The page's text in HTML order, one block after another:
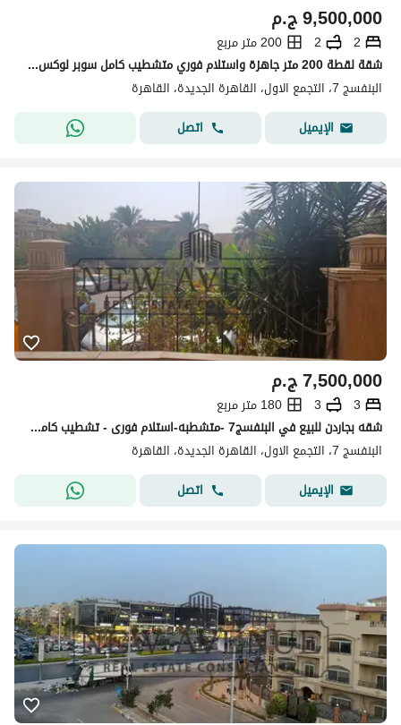
ج.م9,500,000
2
2
200 متر مربع
شقة لقطة 200 متر جاهزة واستلام فوري متشطيب كامل سوبر لوكس في البنفسج فيلات - التجمع الاول - el banafseg - New Cairo
البنفسج 7، التجمع الاول، القاهرة الجديدة، القاهرة
الإيميل
اتصل
ج.م7,500,000
3
3
180 متر مربع
شقه بجاردن للبيع في البنفسج7 -متشطبه-استلام فورى - تشطيب كامل مع مطبخ وتكييف
البنفسج 7، التجمع الاول، القاهرة الجديدة، القاهرة
الإيميل
اتصل